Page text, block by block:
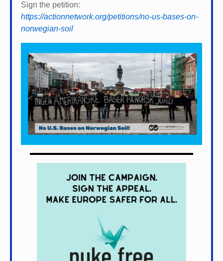
Sign the petition:
https://actionnetwork.org/petitions/no-us-bases-on-
norwegian-soil